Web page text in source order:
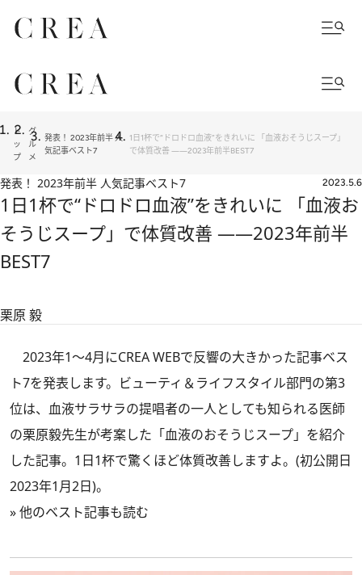
ト
ッ
プ
グ
ル
メ
発表！ 2023年前半 人
気記事ベスト7
1日1杯で“ドロドロ血液”をきれいに 「血液おそうじスープ」
で体質改善 ――2023年前半BEST7
発表！ 2023年前半 人気記事ベスト7 2023.5.6
1日1杯で“ドロドロ血液”をきれいに 「血液お
そうじスープ」で体質改善 ――2023年前半
BEST7
栗原 毅
2023年1～4月にCREA WEBで反響の大きかった記事ベス
ト7を発表します。ビューティ＆ライフスタイル部門の第3
位は、血液サラサラの提唱者の一人としても知られる医師
の栗原毅先生が考案した「血液のおそうじスープ」を紹介
した記事。1日1杯で驚くほど体質改善しますよ。(初公開日
2023年1月2日)。
»他のベスト記事も読む